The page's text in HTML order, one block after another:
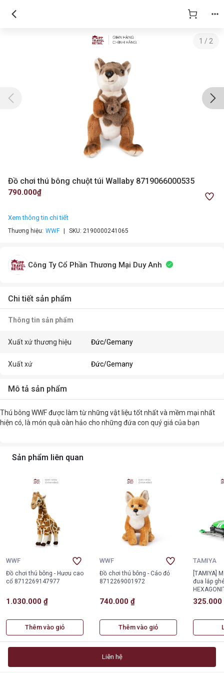
1 / 2
Đồ chơi thú bông chuột túi Wallaby 8719066000535
790.000₫
Xem thông tin chi tiết
Thương hiệu: WWF SKU: 2190000241065
Công Ty Cổ Phần Thương Mại Duy Anh
Chi tiết sản phẩm
Thông tin sản phẩm
Xuất xứ thương hiệu Đức/Gemany
Xuất xứ Đức/Gemany
Mô tả sản phẩm
Thú bông WWF được làm từ những vật liệu tốt nhất và mềm mại nhất
hiện có, là món quà oàn hảo cho những đứa con quý giá của bạn
Sản phẩm liên quan
WWF
Đồ chơi thú bông - Hươu cao
cổ 8712269147977
1.030.000 ₫
Thêm vào giỏ
WWF
Đồ chơi thú bông - Cáo đỏ
8712269001972
740.000 ₫
Thêm vào giỏ
TAMIYA
[TAMIYA]
đua lắp
325.000
Liên hệ